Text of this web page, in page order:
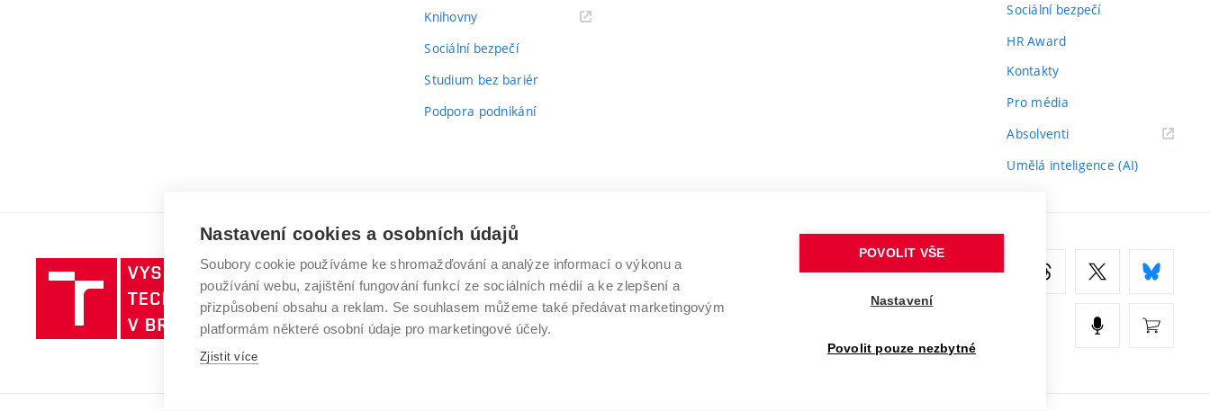
Knihovny(externí
Sociální bezpečí
Studium bez bariér
Podpora podnikání
Sociální bezpečí
HR Award
Kontakty
Pro média
Absolventi(externí
Umělá inteligence (AI)
Vysoké
učení
technické
v
VYSOKÉ UČENÍ TECHNICKÉ V BRNĚ
Antonínská 548/1
602 00 Brno
www.vut.cz
Nastavení cookies a osobních údajů
Soubory cookie používáme ke shromažďování a analýze informací o výkonu a
používání webu, zajištění fungování funkcí ze sociálních médií a ke zlepšení a
přizpůsobení obsahu a reklam. Se souhlasem můžeme také předávat marketingovým
platformám některé osobní údaje pro marketingové účely.
Zjistit více
POVOLIT VŠE
Nastavení
Povolit pouze nezbytné